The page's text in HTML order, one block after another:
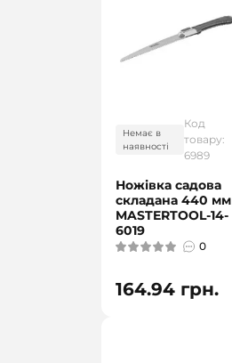
Немає в
наявності
Код
товару:
6989
Ножівка садова
складана 440 мм
MASTERTOOL-14-
6019
0
164.94 грн.